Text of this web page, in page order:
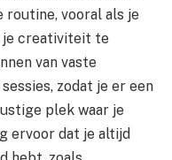
routine, vooral als je
je creativiteit te
van vaste
zodat je er een
plek waar je
ervoor dat je altijd